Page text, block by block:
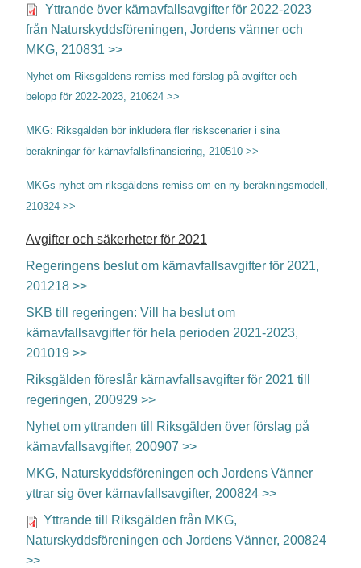
Yttrande över kärnavfallsavgifter för 2022-2023
från Naturskyddsföreningen, Jordens vänner och
MKG, 210831 >>
Nyhet om Riksgäldens remiss med förslag på avgifter och
belopp för 2022-2023, 210624 >>
MKG: Riksgälden bör inkludera fler riskscenarier i sina
beräkningar för kärnavfallsfinansiering, 210510 >>
MKGs nyhet om riksgäldens remiss om en ny beräkningsmodell,
210324 >>
Avgifter och säkerheter för 2021
Regeringens beslut om kärnavfallsavgifter för 2021,
201218 >>
SKB till regeringen: Vill ha beslut om
kärnavfallsavgifter för hela perioden 2021-2023,
201019 >>
Riksgälden föreslår kärnavfallsavgifter för 2021 till
regeringen, 200929 >>
Nyhet om yttranden till Riksgälden över förslag på
kärnavfallsavgifter, 200907 >>
MKG, Naturskyddsföreningen och Jordens Vänner
yttrar sig över kärnavfallsavgifter, 200824 >>
Yttrande till Riksgälden från MKG,
Naturskyddsföreningen och Jordens Vänner, 200824
>>